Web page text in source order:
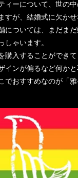
ィーについて、世の
すが、結婚式に欠か
については、まだま
しゃいます。
購入することができ
インが偏るなど何か
でおすすめなのが「雅